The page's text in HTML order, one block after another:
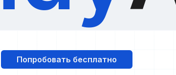
Попробовать бесплатно